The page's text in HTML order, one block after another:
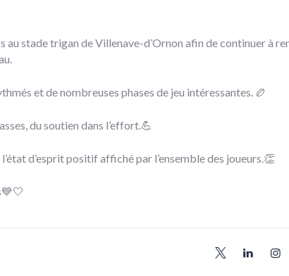
stade trigan de Villenave-d’Ornon afin de continuer à
et de nombreuses phases de jeu intéressantes. 🏉
du soutien dans l’effort.💪
d’esprit positif affiché par l’ensemble des joueurs.👏